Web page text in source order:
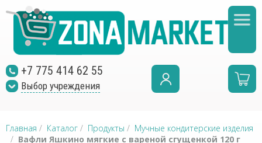
+7 775 414 62 55
Выбор учреждения
Главная / Каталог / Продукты / Мучные кондитерские изделия
/ Вафли Яшкино мягкие с вареной сгущенкой 120 г